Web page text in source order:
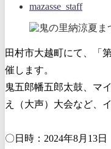
mazasse_staff
田村市大越町にて、「
催します。
鬼五郎幡五郎太鼓、マ
え（大声）大会など、
〇日時：2024年8月13